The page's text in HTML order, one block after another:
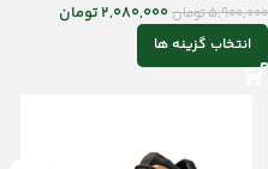
5,900,000تومان2,080,000تومان
انتخاب گزینه ها